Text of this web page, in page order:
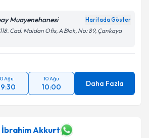
Muayenehanesi Haritada Göster
Cad. Maidan Ofis, A Blok, No: 89, Çankaya
Ağu 10 Ağu
10:00 Daha Fazla
İbrahim Akkurt